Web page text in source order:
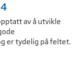
av å utvikle
er tydelig på feltet.